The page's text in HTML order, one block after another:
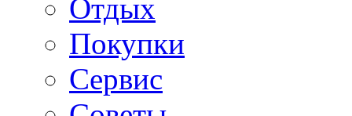
Отдых
Покупки
Сервис